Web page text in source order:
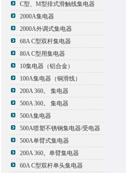
C型、M型排式滑触线集电器
2000A集电器
2000A外调式集电器
68A C型双杆集电器
80A C型用集电器
10集电器（铝合金）
100A集电器（铜滑线）
200A 360。 集电器
500A 360。 集电器
500A集电器
500A喷塑不锈钢集电器/受电器
500A单臂式集电器
200A 360。单臂集电器
60A C型双杆单头集电器